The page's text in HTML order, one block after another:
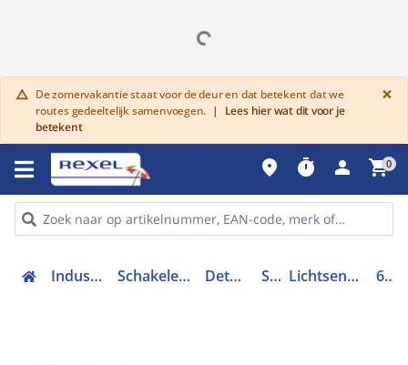
warning De zomervakantie staat voor de deur en dat betekent dat we
routes gedeeltelijk samenvoegen. |
Lees hier wat dit voor je
betekent
×
place timer person shopping_cart0
Industriele componenten Schakelen, bedienen en signaleren Detectie en sensoren Sensoren Lichtsensor met achtergrondfilter 6012831